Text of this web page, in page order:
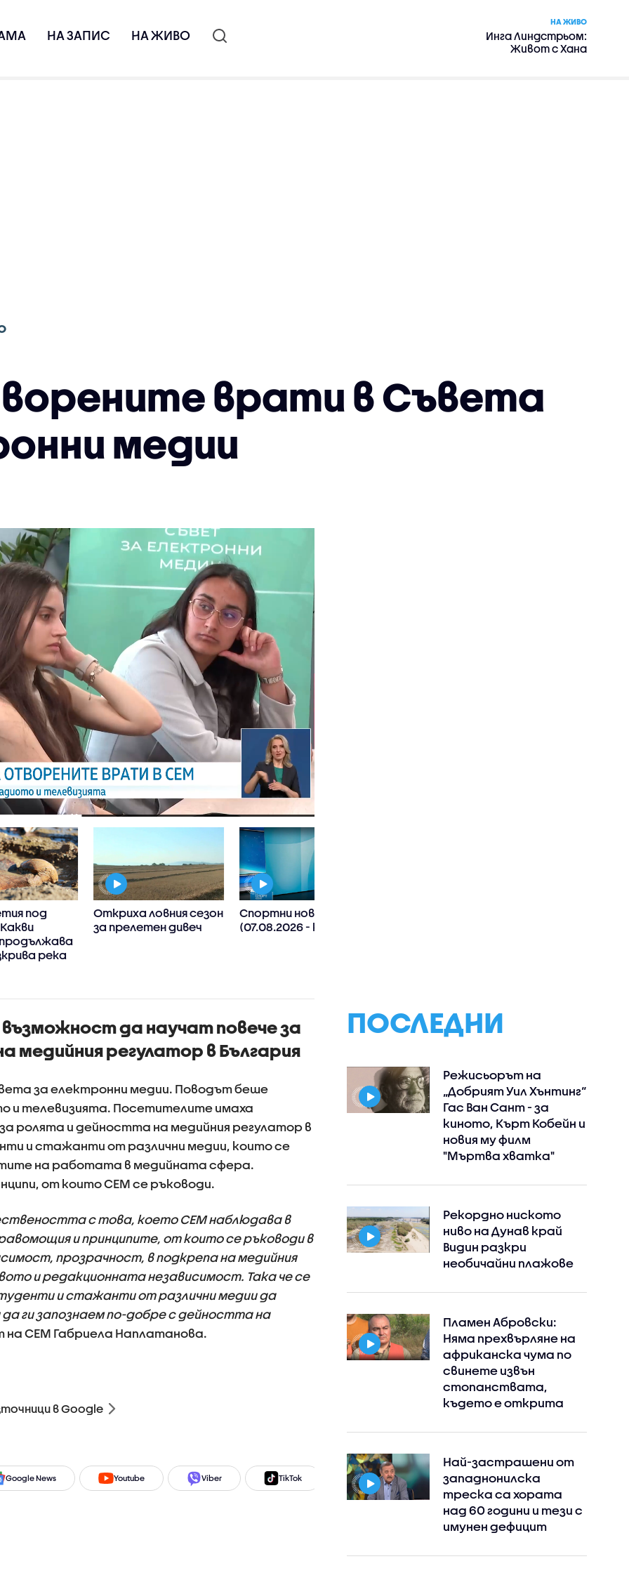
НА ЗАПИС НА ЖИВО
НА ЖИВО
Инга Линдстрьом:
Живот с Хана
врати в Съвета
медии
под
река
Откриха ловния сезон
за прелетен дивеч
Спортни новини
(07.08.2026 - късна)
да научат повече за
медийния регулатор в България
за електронни медии. Поводът беше
и телевизията. Посетителите имаха
ролята и дейността на медийния регулатор в
и стажанти от различни медии, които се
на работата в медийната сфера.
от които СЕМ се ръководи.
с това, което СЕМ наблюдава в
и принципите, от които се ръководи в
прозрачност, в подкрепа на медийния
и редакционната независимост. Така че се
и стажанти от различни медии да
ги запознаем по-добре с дейността на
на СЕМ Габриела Наплатанова.
в Google
Google News Youtube Viber TikTok Instagram Facebook
ПОСЛЕДНИ
Режисьорът на
„Добрият Уил Хънтинг“
Гас Ван Сант - за
киното, Кърт Кобейн и
новия му филм
"Мъртва хватка"
Рекордно ниското
ниво на Дунав край
Видин разкри
необичайни плажове
Пламен Абровски:
Няма прехвърляне на
африканска чума по
свинете извън
стопанствата,
където е открита
Най-застрашени от
западнонилска
треска са хората
над 60 години и тези с
имунен дефицит